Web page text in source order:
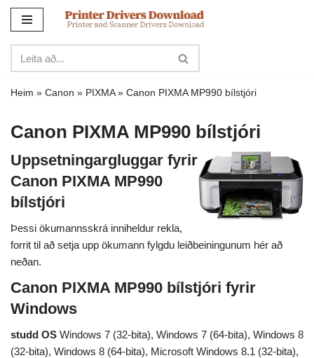
yfir
í
innihald
Heim » Canon » PIXMA» Canon PIXMA MP990 bílstjóri
Canon PIXMA MP990 bílstjóri
Uppsetningargluggar fyrir
Canon PIXMA MP990
bílstjóri
Þessi ökumannsskrá inniheldur rekla,
forrit til að setja upp ökumann fylgdu leiðbeiningunum hér að
neðan.
Canon PIXMA MP990 bílstjóri fyrir
Windows
studd OS Windows 7 (32-bita), Windows 7 (64-bita), Windows 8
(32-bita), Windows 8 (64-bita), Microsoft Windows 8.1 (32-bita),